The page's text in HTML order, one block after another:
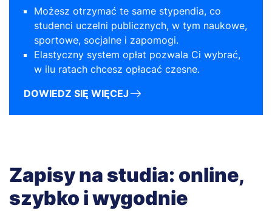
Możesz otrzymać te same stypendia, co
studenci uczelni publicznych, w tym naukowe,
sportowe, socjalne i zapomogi.
Elastyczny system opłat pozwala Ci wybrać,
w ilu ratach chcesz opłacać czesne.
DOWIEDZ SIĘ WIĘCEJ
Zapisy na studia: online,
szybko i wygodnie